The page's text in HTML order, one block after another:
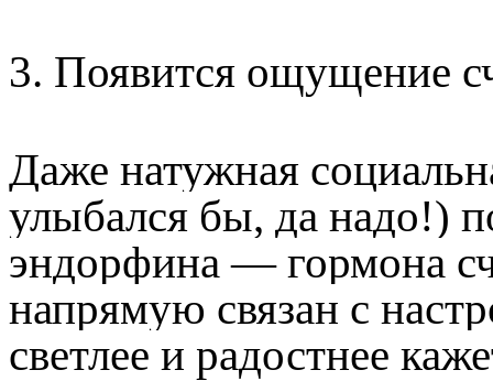
3. Появится ощущение
Даже натужная
улыбался бы, да надо!)
эндорфина — гормона
напрямую связан с
светлее и радостнее